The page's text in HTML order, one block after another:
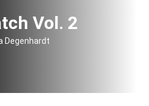
Vol. 2
Degenhardt